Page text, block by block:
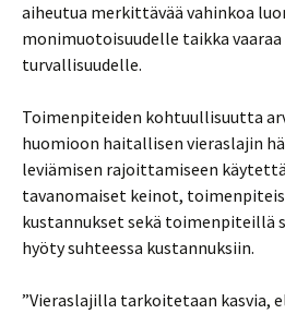
aiheutua merkittävää vahinkoa
monimuotoisuudelle taikka
turvallisuudelle.
Toimenpiteiden kohtuullisuutta
huomioon haitallisen vieraslajin
leviämisen rajoittamiseen
tavanomaiset keinot,
kustannukset sekä toimenpiteillä
hyöty suhteessa kustannuksiin.
”Vieraslajilla tarkoitetaan kasvia,